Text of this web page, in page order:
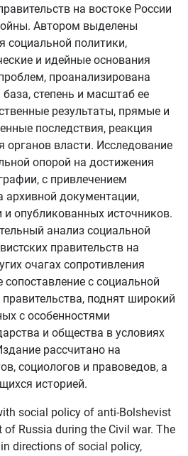
на востоке России
Автором выделены
социальной политики,
и идейные основания
проанализирована
степень и масштаб ее
результаты, прямые и
последствия, реакция
органов власти. Исследование
опорой на достижения
с привлечением
архивной документации,
и опубликованных источников.
анализ социальной
правительств на
очагах сопротивления
с социальной
правительства, поднят широкий
с особенностями
и общества в условиях
рассчитано на
социологов и правоведов, а
историей.
social policy of anti-Bolshevist
of Russia during the Civil war. The
directions of social policy,